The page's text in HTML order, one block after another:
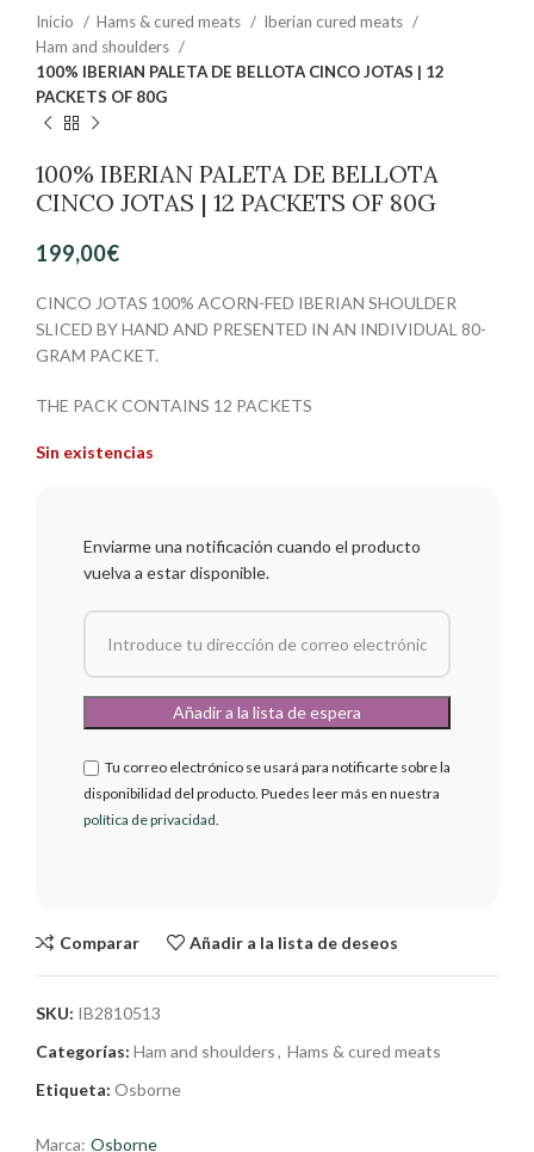
Inicio Hams & cured meats
Iberian cured meats
Ham and shoulders
100% IBERIAN PALETA DE BELLOTA CINCO JOTAS | 12
PACKETS OF 80G
100% IBERIAN PALETA DE BELLOTA
CINCO JOTAS | 12 PACKETS OF 80G
199,00€
CINCO JOTAS 100% ACORN-FED IBERIAN SHOULDER
SLICED BY HAND AND PRESENTED IN AN INDIVIDUAL 80-
GRAM PACKET.
THE PACK CONTAINS 12 PACKETS
Sin existencias
Enviarme una notificación cuando el producto
vuelva a estar disponible.
Tu correo electrónico se usará para notificarte sobre la
disponibilidad del producto. Puedes leer más en nuestra
política de privacidad.
Comparar Añadir a la lista de deseos
SKU: IB2810513
Categorías: Ham and shoulders, Hams & cured meats
Etiqueta: Osborne
Marca: Osborne